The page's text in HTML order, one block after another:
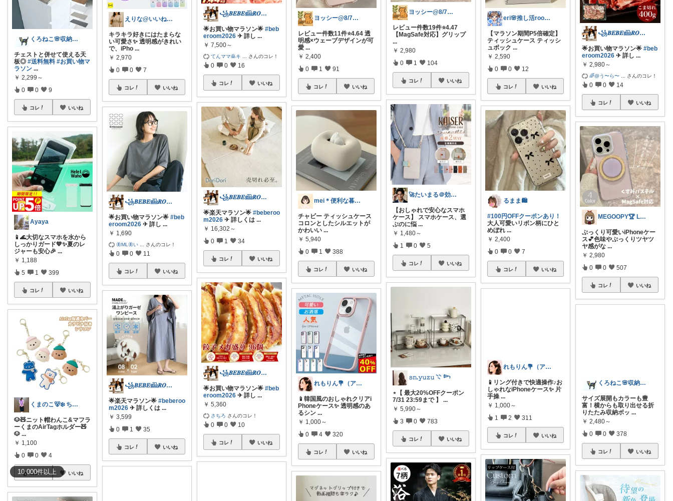
10,000件以上
くろねこ🌸収納＆キッチン整理
チェストと併せて使える天
板◎ #送料無料 #お買い物マ
ラソン ...
￥ 2,299～
0 0 9
コレ いいね
Ayaya
📱🌊大切なスマホを水から
しっかりガード💙✨夏のレ
ジャーも安心🎉 ...
￥ 1,188
5 1 399
コレ いいね
くまのこ🐻‍❄️ ちいさなきらめき日和
🐶🧸ニット帽わんこ&マフラ
ーくまのAirTagホルダー🧸
🐶 ...
￥ 1,100
0 0 4
コレ いいね
えりな@いいね100%バック💓
キラキラ好きにはたまらな
い可愛さ✨ 透明感がきれい
で、iPho ...
￥ 2,970
0 0 7
コレ いいね
꧁𝑩𝑬𝑩𝑬𓊝𝑹𝑶𝑶𝑴꧂
🌟お買い物マラソン🌟#beb
eroom2026 ✈︎ 詳し ...
￥ 1,690
🦋ML🦋い さんのコレ！
0 0 11
コレ いいね
꧁𝑩𝑬𝑩𝑬𓊝𝑹𝑶𝑶𝑴꧂
🌟楽天マラソン🌟#beberoo
m2026 ✈︎ 詳しくは ...
￥ 3,599
0 1 35
コレ いいね
꧁𝑩𝑬𝑩𝑬𓊝𝑹𝑶𝑶𝑴꧂
🌟お買い物マラソン🌟#beb
eroom2026 ✈︎ 詳し ...
￥ 7,500～
てんママ🥞キ さんのコレ！
0 0 16
コレ いいね
꧁𝑩𝑬𝑩𝑬𓊝𝑹𝑶𝑶𝑴꧂
🌟楽天マラソン🌟#beberoo
m2026 ✈︎ 詳しくは ...
￥ 16,302～
0 1 34
コレ いいね
꧁𝑩𝑬𝑩𝑬𓊝𝑹𝑶𝑶𝑴꧂
🌟お買い物マラソン🌟#beb
eroom2026 ✈︎ 詳し ...
￥ 5,360
さちろ さんのコレ！
0 0 10
コレ いいね
ヨッシー@8/7経由購入感謝！
レビュー件数11件⭐️4.64 透
明感×ウェーブデザインが可
愛 ...
￥ 2,400
0 1 91
コレ いいね
mei＊便利な暮らし🌸かわいいもの
チャビー ティッシュケース
コロンとしたシルエットが
かわいい ...
￥ 5,940
0 1 388
コレ いいね
れもりん💐（アイコン変更しました）
📱韓国風のおしゃれクリアi
Phoneケース✨ 透明感のあ
るシン ...
￥ 1,000～
0 4 320
コレ いいね
ヨッシー@8/7経由購入感謝！
レビュー件数19件⭐️4.47
【MagSafe対応】グリップ
...
￥ 2,980
0 1 104
コレ いいね
🚀たいまる＠効率至上主義のセレクトニキ
【おしゃれで安心なスマホ
ケース】 スマホケース、選
ぶのに悩 ...
￥ 1,480～
1 0 5
コレ いいね
𝚜𝚗.𝚢𝚞𝚣𝚞 𓇢 𓆸
⋆【 最大20%OFFクーポン
7/31 23:59まで 】
...
￥ 5,990～
3 0 783
コレ いいね
eri🌸推し活room🎀
【マラソン期間P5倍確定】
ティッシュケース ティッシ
ュボック ...
￥ 2,590
0 0 12
コレ いいね
るまま🛍️
#100円OFFクーポンあり！
大人可愛いリボン柄にひと
めぼれ ...
￥ 2,400
0 0 7
コレ いいね
れもりん💐（アイコン変更しました）
📱リング付きで快適操作♪お
しゃれなiPhoneケース✨ 片
手操
...
￥ 1,000～
1 2
꧁𝑩𝑬𝑩𝑬𓊝𝑹𝑶𝑶𝑴꧂
🌟お買い物マラソン🌟#beb
eroom2026 ✈︎ 詳し ...
￥ 2,980～
🌈@う〜ら〜 さんのコレ！
0 0 14
コレ いいね
MEGOOPY🏆 LᵒᵛᵉᎽ༠ᐡ❤︎
ぷっくり可愛いiPhoneケー
ス💕色味やぷっくりツヤツ
ヤ感がな ...
￥ 2,980
0 0 507
コレ いいね
くろねこ🌸収納＆キッチン整理
サイズ展開もカラーも豊
富！横からも取り出せる折
りたたみ収納ボッ
￥ 2,480～
0 0